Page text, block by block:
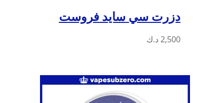
دزرت سي سايد فروست
2,500 د.ك